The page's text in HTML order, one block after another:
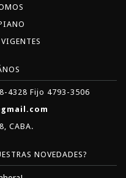
4328 Fijo 4793-3506
CABA.
NOVEDADES?